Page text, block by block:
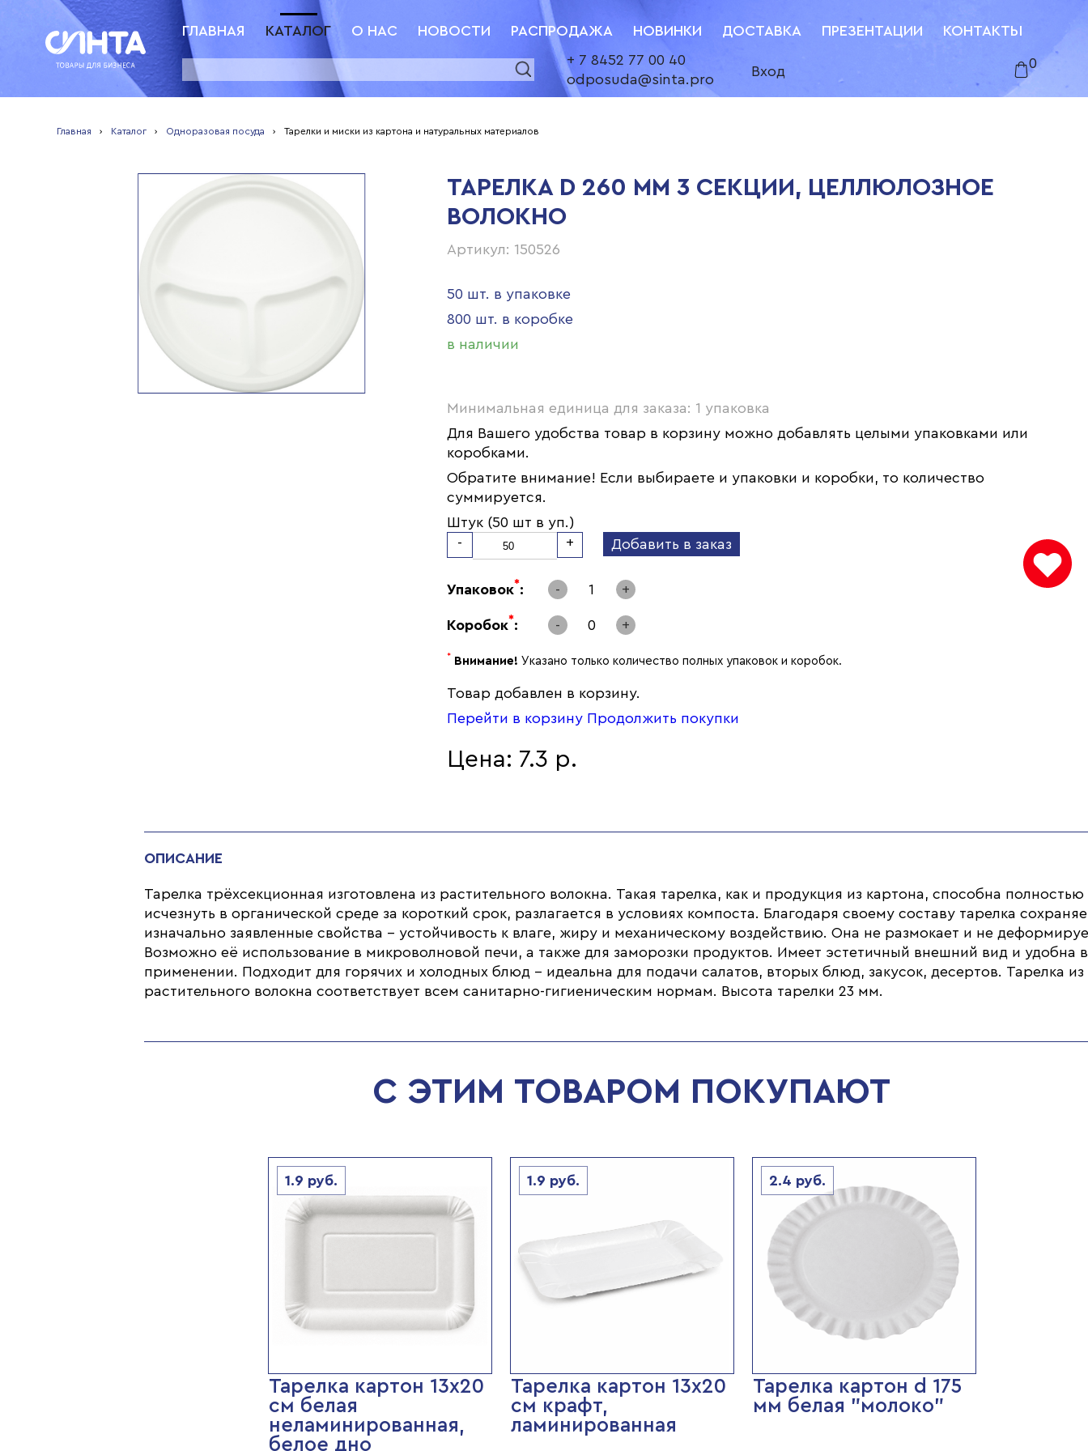
ГЛАВНАЯ КАТАЛОГ О НАС НОВОСТИ РАСПРОДАЖА НОВИНКИ ДОСТАВКА ПРЕЗЕНТАЦИИ
КОНТАКТЫ
+ 7 8452 77 00 40
odposuda@sinta.pro
Вход
0
Главная › Каталог › Одноразовая посуда › Тарелки и миски из картона и натуральных материалов
ТАРЕЛКА D 260 ММ 3 СЕКЦИИ, ЦЕЛЛЮЛОЗНОЕ
ВОЛОКНО
Артикул: 150526
50 шт. в упаковке
800 шт. в коробке
в наличии
Минимальная единица для заказа: 1 упаковка
Для Вашего удобства товар в корзину можно добавлять целыми упаковками или
коробками.
Обратите внимание! Если выбираете и упаковки и коробки, то количество
суммируется.
Штук (50 шт в уп.)
-
+ Добавить в заказ
Упаковок*: - 1 +
Коробок*: - 0 +
* Внимание! Указано только количество полных упаковок и коробок.
Товар добавлен в корзину.
Перейти в корзину Продолжить покупки
Цена: 7.3 р.
ОПИСАНИЕ
Тарелка трёхсекционная изготовлена из растительного волокна. Такая тарелка, как и продукция из картона, способна полностью
исчезнуть в органической среде за короткий срок, разлагается в условиях компоста. Благодаря своему составу тарелка
изначально заявленные свойства – устойчивость к влаге, жиру и механическому воздействию. Она не размокает и не
Возможно её использование в микроволновой печи, а также для заморозки продуктов. Имеет эстетичный внешний вид и удобна в
применении. Подходит для горячих и холодных блюд – идеальна для подачи салатов, вторых блюд, закусок, десертов. Тарелка из
растительного волокна соответствует всем санитарно-гигиеническим нормам. Высота тарелки 23 мм.
С ЭТИМ ТОВАРОМ ПОКУПАЮТ
1.9 руб.
Тарелка картон 13х20
см белая
неламинированная,
белое дно
1.9 руб.
Тарелка картон 13х20
см крафт,
ламинированная
2.4 руб.
Тарелка картон d 175
мм белая "молоко"